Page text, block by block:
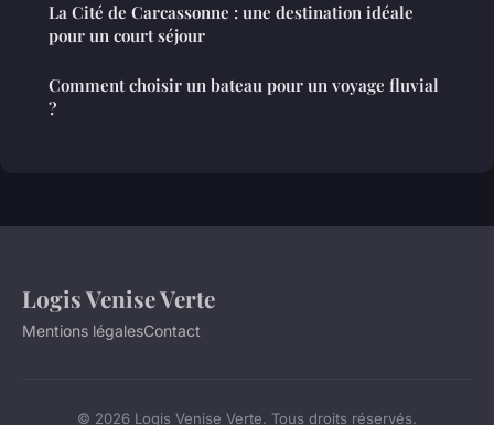
La Cité de Carcassonne : une destination idéale
pour un court séjour
Comment choisir un bateau pour un voyage fluvial
?
Logis Venise Verte
Mentions légalesContact
© 2026 Logis Venise Verte. Tous droits réservés.